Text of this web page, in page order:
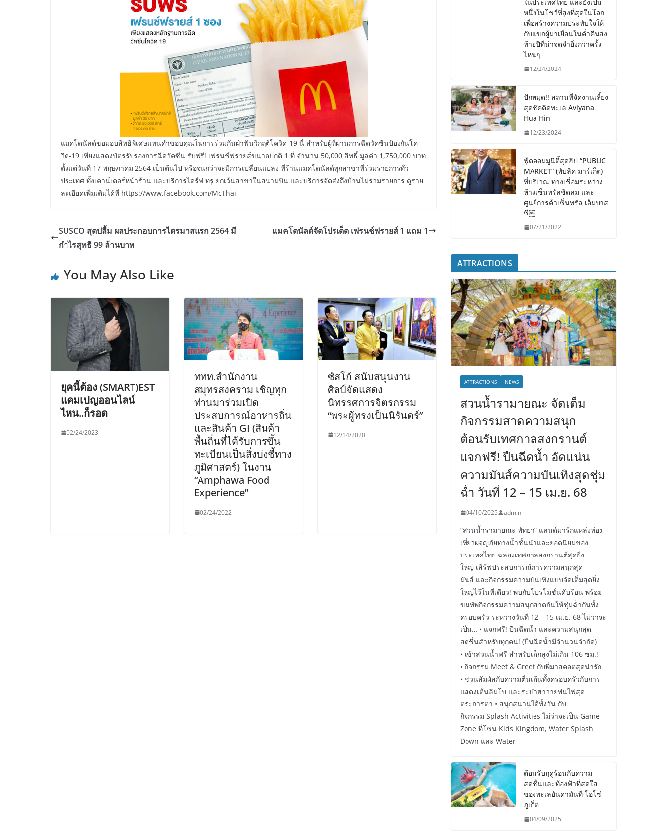
แมคโดนัลด์ขอมอบสิทธิพิเศษแทนคำขอบคุณในการร่วมกันฝ่าฟันวิกฤติโควิด-19 นี้ สำหรับผู้ที่ผ่านการฉีดวัคซีนป้องกันโค
วิด-19 เพียงแสดงบัตรรับรองการฉีดวัคซีน รับฟรี! เฟรนช์ฟรายส์ขนาดปกติ 1 ที่ จำนวน 50,000 สิทธิ์ มูลค่า 1,750,000 บาท
ตั้งแต่วันที่ 17 พฤษภาคม 2564 เป็นต้นไป หรือจนกว่าจะมีการเปลี่ยนแปลง ที่ร้านแมคโดนัลด์ทุกสาขาที่ร่วมรายการทั่ว
ประเทศ ทั้งเคาน์เตอร์หน้าร้าน และบริการไดร์ฟ ทรู ยกเว้นสาขาในสนามบิน และบริการจัดส่งถึงบ้านไม่ร่วมรายการ ดูราย
ละเอียดเพิ่มเติมได้ที่ https://www.facebook.com/McThai
SUSCO สุดปลื้ม ผลประกอบการไตรมาสแรก 2564 มี
กำไรสุทธิ 99 ล้านบาท
แมคโดนัลด์จัดโปรเด็ด เฟรนช์ฟรายส์ 1 แถม 1
You May Also Like
ยุคนี้ต้อง (SMART)EST
แคมเปญออนไลน์
ไหน..ก็รอด
02/24/2023
ททท.สำนักงาน
สมุทรสงคราม เชิญทุก
ท่านมาร่วมเปิด
ประสบการณ์อาหารถิ่น
และสินค้า GI (สินค้า
พื้นถิ่นที่ได้รับการขึ้น
ทะเบียนเป็นสิ่งบ่งชี้ทาง
ภูมิศาสตร์) ในงาน
“Amphawa Food
Experience”
02/24/2022
ซัสโก้ สนับสนุนงาน
ศิลป์จัดแสดง
นิทรรศการจิตรกรรม
“พระผู้ทรงเป็นนิรันดร์”
12/14/2020
ในประเทศไทย และยังเป็น
หนึ่งในโชว์ที่สูงที่สุดในโลก
เพื่อสร้างความประทับใจให้
กับแขกผู้มาเยือนในค่ำคืนส่ง
ท้ายปีที่น่าจดจำยิ่งกว่าครั้ง
ไหนๆ
12/24/2024
ปักหมุด!! สถานที่จัดงานเลี้ยง
สุดชิคติดทะเล Aviyana
Hua Hin
12/23/2024
ฟู้ดคอมมูนิตี้สุดฮิป “PUBLIC
MARKET” (พับลิค มาร์เก็ต)
ที่บริเวณ ทางเชื่อมระหว่าง
ห้างเซ็นทรัลชิดลม และ
ศูนย์การค้าเซ็นทรัล เอ็มบาส
ซี￼
07/21/2022
ATTRACTIONS
ATTRACTIONS NEWS
สวนน้ำรามายณะ จัดเต็ม
กิจกรรมสาดความสนุก
ต้อนรับเทศกาลสงกรานต์
แจกฟรี! ปืนฉีดน้ำ อัดแน่น
ความมันส์ความบันเทิงสุดชุ่ม
ฉ่ำ วันที่ 12 – 15 เม.ย. 68
04/10/2025 admin
“สวนน้ำรามายณะ พัทยา” แลนด์มาร์กแหล่งท่อง
เที่ยวผจญภัยทางน้ำชั้นนำและยอดนิยมของ
ประเทศไทย ฉลองเทศกาลสงกรานต์สุดยิ่ง
ใหญ่ เสิร์ฟประสบการณ์การความสนุกสุด
มันส์ และกิจกรรมความบันเทิงแบบจัดเต็มสุดยิ่ง
ใหญ่ไว้ในที่เดียว! พบกับโปรโมชั่นดับร้อน พร้อม
ขนทัพกิจกรรมความสนุกสาดกันให้ชุ่มฉ่ำกันทั้ง
ครอบครัว ระหว่างวันที่ 12 – 15 เม.ย. 68 ไม่ว่าจะ
เป็น… • แจกฟรี! ปืนฉีดน้ำ และความสนุกสุด
สดชื่นสำหรับทุกคน! (ปืนฉีดน้ำมีจำนวนจำกัด)
• เข้าสวนน้ำฟรี สำหรับเด็กสูงไม่เกิน 106 ซม.!
• กิจกรรม Meet & Greet กับพี่มาสคอตสุดน่ารัก
• ชวนสัมผัสกับความตื่นเต้นทั้งครอบครัวกับการ
แสดงเต้นลิมโบ และระบำฮาวายพ่นไฟสุด
ตระการตา • สนุกสนานได้ทั้งวัน กับ
กิจกรรม Splash Activities ไม่ว่าจะเป็น Game
Zone ที่โซน Kids Kingdom, Water Splash
Down และ Water
ต้อนรับฤดูร้อนกับความ
สดชื่นและท้องฟ้าที่สดใส
ของทะเลอันดามันที่ โอโซ่
ภูเก็ต
04/09/2025